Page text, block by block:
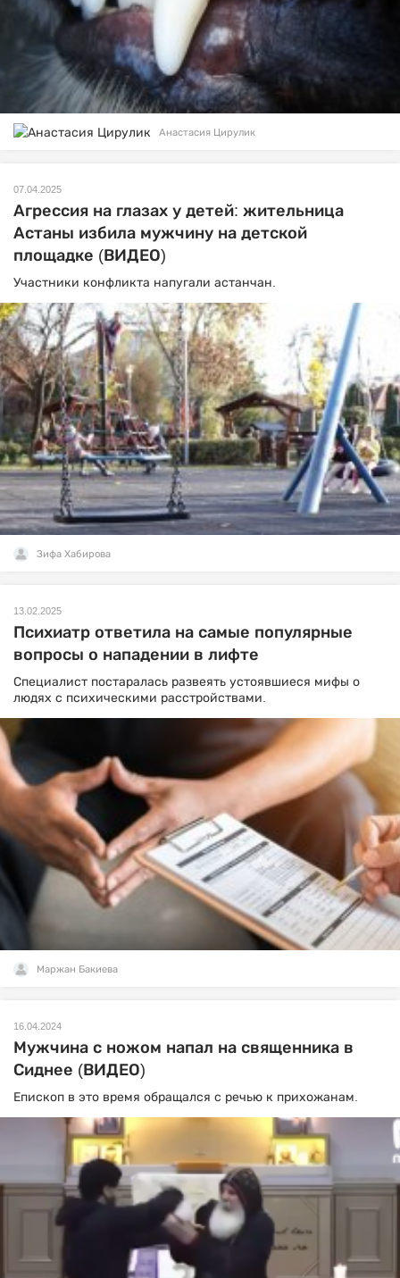
Анастасия Цирулик
07.04.2025
Агрессия на глазах у детей: жительница
Астаны избила мужчину на детской
площадке (ВИДЕО)
Участники конфликта напугали астанчан.
Зифа Хабирова
13.02.2025
Психиатр ответила на самые популярные
вопросы о нападении в лифте
Специалист постаралась развеять устоявшиеся мифы о
людях с психическими расстройствами.
Маржан Бакиева
16.04.2024
Мужчина с ножом напал на священника в
Сиднее (ВИДЕО)
Епископ в это время обращался с речью к прихожанам.